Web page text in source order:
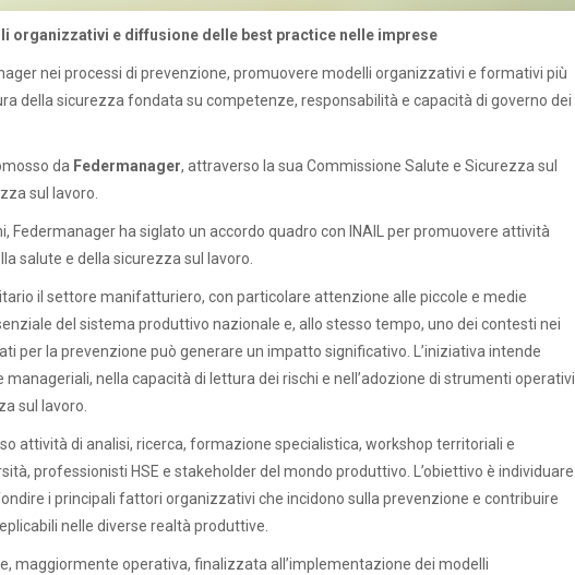
organizzativi e diffusione delle best practice nelle imprese
nei processi di prevenzione, promuovere modelli organizzativi e formativi più
della sicurezza fondata su competenze, responsabilità e capacità di governo dei
da Federmanager, attraverso la sua Commissione Salute e Sicurezza sul
sul lavoro.
Federmanager ha siglato un accordo quadro con INAIL per promuovere attività
salute e della sicurezza sul lavoro.
il settore manifatturiero, con particolare attenzione alle piccole e medie
del sistema produttivo nazionale e, allo stesso tempo, uno dei contesti nei
per la prevenzione può generare un impatto significativo. L’iniziativa intende
nella capacità di lettura dei rischi e nell’adozione di strumenti operativi
sul lavoro.
attività di analisi, ricerca, formazione specialistica, workshop territoriali e
professionisti HSE e stakeholder del mondo produttivo. L’obiettivo è individuare
i principali fattori organizzativi che incidono sulla prevenzione e contribuire
nelle diverse realtà produttive.
maggiormente operativa, finalizzata all’implementazione dei modelli